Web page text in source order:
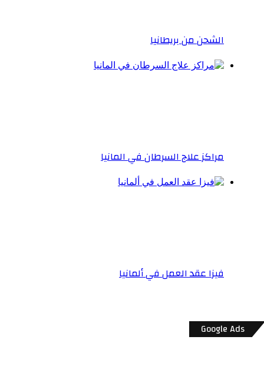
الشحن من بريطانيا
مراكز علاج السرطان في المانيا
فيزا عقد العمل في ألمانيا
Google Ads